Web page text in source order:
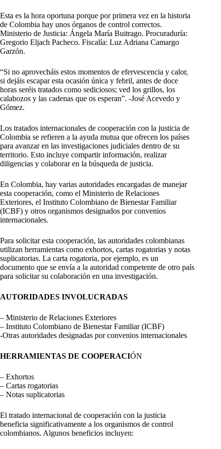
Esta es la hora oportuna porque por primera vez en la historia
de Colombia hay unos órganos de control correctos.
Ministerio de Justicia: Ángela María Buitrago. Procuraduría:
Gregorio Eljach Pacheco. Fiscalía: Luz Adriana Camargo
Garzón.
“Si no aprovecháis estos momentos de efervescencia y calor,
si dejáis escapar esta ocasión única y febril, antes de doce
horas seréis tratados como sediciosos; ved los grillos, los
calabozos y las cadenas que os esperan”. -José Acevedo y
Gómez.
Los tratados internacionales de cooperación con la justicia de
Colombia se refieren a la ayuda mutua que ofrecen los países
para avanzar en las investigaciones judiciales dentro de su
territorio. Esto incluye compartir información, realizar
diligencias y colaborar en la búsqueda de justicia.
En Colombia, hay varias autoridades encargadas de manejar
esta cooperación, como el Ministerio de Relaciones
Exteriores, el Instituto Colombiano de Bienestar Familiar
(ICBF) y otros organismos designados por convenios
internacionales.
Para solicitar esta cooperación, las autoridades colombianas
utilizan herramientas como exhortos, cartas rogatorias y notas
suplicatorias. La carta rogatoria, por ejemplo, es un
documento que se envía a la autoridad competente de otro país
para solicitar su colaboración en una investigación.
AUTORIDADES INVOLUCRADAS
– Ministerio de Relaciones Exteriores
– Instituto Colombiano de Bienestar Familiar (ICBF)
-Otras autoridades designadas por convenios internacionales
HERRAMIENTAS DE COOPERACIÓN
– Exhortos
– Cartas rogatorias
– Notas suplicatorias
El tratado internacional de cooperación con la justicia
beneficia significativamente a los organismos de control
colombianos. Algunos beneficios incluyen: